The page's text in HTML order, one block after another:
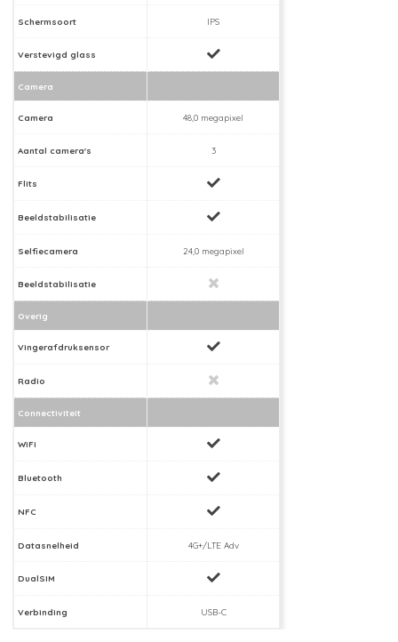
Schermsoort IPS
Verstevigd glass
Camera
Camera 48,0 megapixel
Aantal camera's 3
Flits
Beeldstabilisatie
Selfiecamera 24,0 megapixel
Beeldstabilisatie
Overig
Vingerafdruksensor
Radio
Connectiviteit
WiFi
Bluetooth
NFC
Datasnelheid 4G+/LTE Adv
DualSIM
Verbinding USB-C